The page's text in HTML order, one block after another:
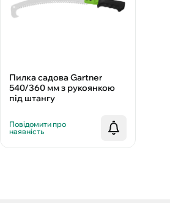
Пилка садова Gartner
540/360 мм з рукоянкою
під штангу
Повідомити про
наявність